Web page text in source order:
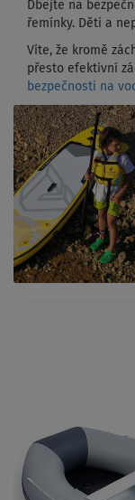
Dbejte na
řemínky. Děti a
Víte, že kromě
přesto efektivní
bezpečnosti na